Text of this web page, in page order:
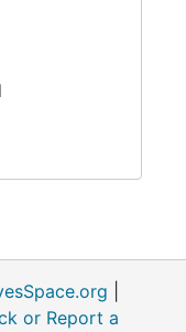
or Report a